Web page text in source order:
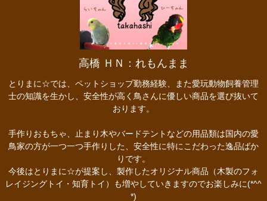
高橋 ＨＮ：れもんまま
とりまに☆では、ペットショップ勤務経験、また愛玩動物飼養管理
士の知識を生かし、安全性が高く鳥さんに優しい商品を選び抜いて
おります。
手作りおもちゃ、止まり木やバードテントなどの用品類は国内の愛
鳥家の方が一つ一つ手作りした、安全性に特にこだわった逸品ばか
りです。
今後はとりまに☆が提案し、製作したオリジナル商品（木製のフォ
レイジングトイ・知育トイ）も増やしていきますのでお楽しみに(*^^
*)